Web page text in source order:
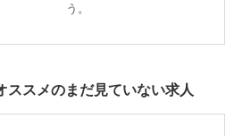
う。
ススメのまだ見ていない求人